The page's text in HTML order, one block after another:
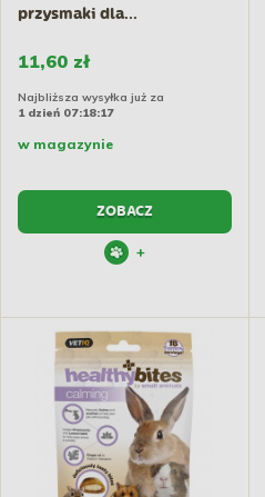
przysmaki dla...
11,60 zł
Najbliższa wysyłka już za
1 dzień 07:18:17
w magazynie
ZOBACZ
+